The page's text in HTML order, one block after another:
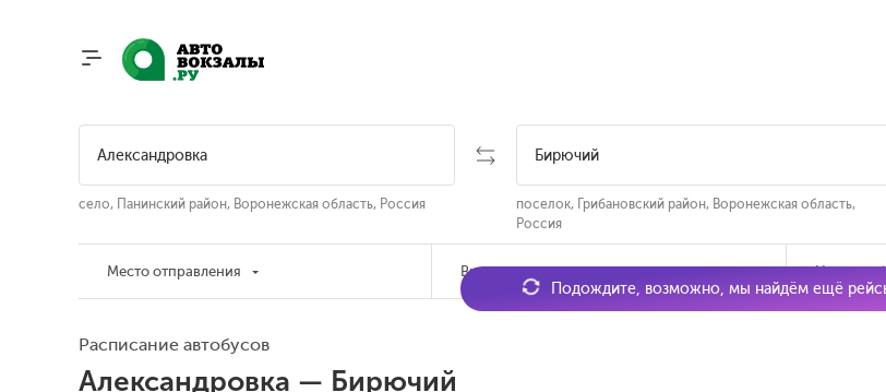
село, Панинский район, Воронежская область, Россия
поселок, Грибановский район, Воронежская область,
Россия
Место отправления Время отправления Наличие
Расписание автобусов
Александровка — Бирючий
Подождите, возможно, мы найдём ещё